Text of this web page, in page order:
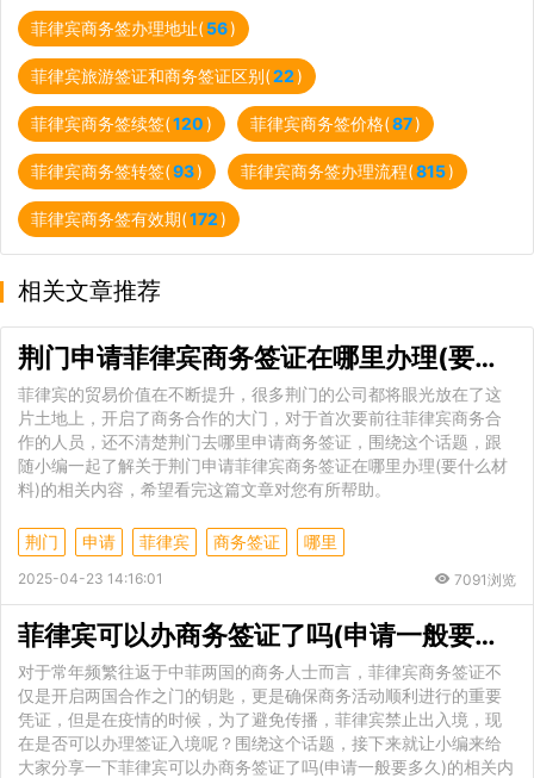
菲律宾商务签办理地址(56)
菲律宾旅游签证和商务签证区别(22)
菲律宾商务签续签(120) 菲律宾商务签价格(87)
菲律宾商务签转签(93) 菲律宾商务签办理流程(815)
菲律宾商务签有效期(172)
相关文章推荐
荆门申请菲律宾商务签证在哪里办理(要什么材料)
菲律宾的贸易价值在不断提升，很多荆门的公司都将眼光放在了这
片土地上，开启了商务合作的大门，对于首次要前往菲律宾商务合
作的人员，还不清楚荆门去哪里申请商务签证，围绕这个话题，跟
随小编一起了解关于荆门申请菲律宾商务签证在哪里办理(要什么材
料)的相关内容，希望看完这篇文章对您有所帮助。
荆门 申请 菲律宾 商务签证 哪里
2025-04-23 14:16:01 7091浏览
菲律宾可以办商务签证了吗(申请一般要多久)
对于常年频繁往返于中菲两国的商务人士而言，菲律宾商务签证不
仅是开启两国合作之门的钥匙，更是确保商务活动顺利进行的重要
凭证，但是在疫情的时候，为了避免传播，菲律宾禁止出入境，现
在是否可以办理签证入境呢？围绕这个话题，接下来就让小编来给
大家分享一下菲律宾可以办商务签证了吗(申请一般要多久)的相关内